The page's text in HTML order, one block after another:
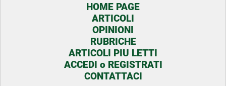
HOME PAGE
ARTICOLI
OPINIONI
RUBRICHE
ARTICOLI PIU LETTI
ACCEDI o REGISTRATI
CONTATTACI